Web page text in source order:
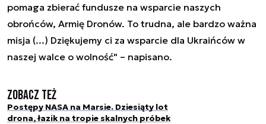
pomaga zbierać fundusze na wsparcie naszych
obrońców, Armię Dronów. To trudna, ale bardzo ważna
misja (...) Dziękujemy ci za wsparcie dla Ukraińców w
naszej walce o wolność" – napisano.
Zobacz też
Postępy NASA na Marsie. Dziesiąty lot
drona, łazik na tropie skalnych próbek